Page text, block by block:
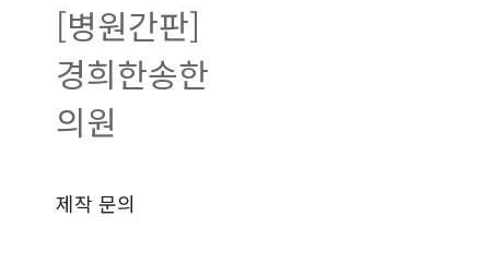
[병원간판]
경희한송한
의원
제작 문의